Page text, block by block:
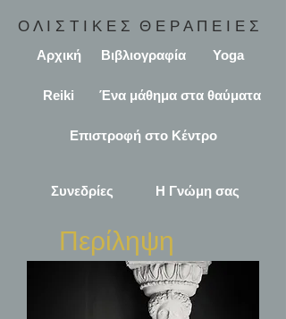
Ο Λ Ι Σ Τ Ι Κ Ε Σ Θ Ε Ρ Α Π Ε Ι Ε Σ
Αρχική Βιβλιογραφία Yoga
Reiki Ένα μάθημα στα θαύματα
Επιστροφή στο Κέντρο
Συνεδρίες Η Γνώμη σας
Περίληψη